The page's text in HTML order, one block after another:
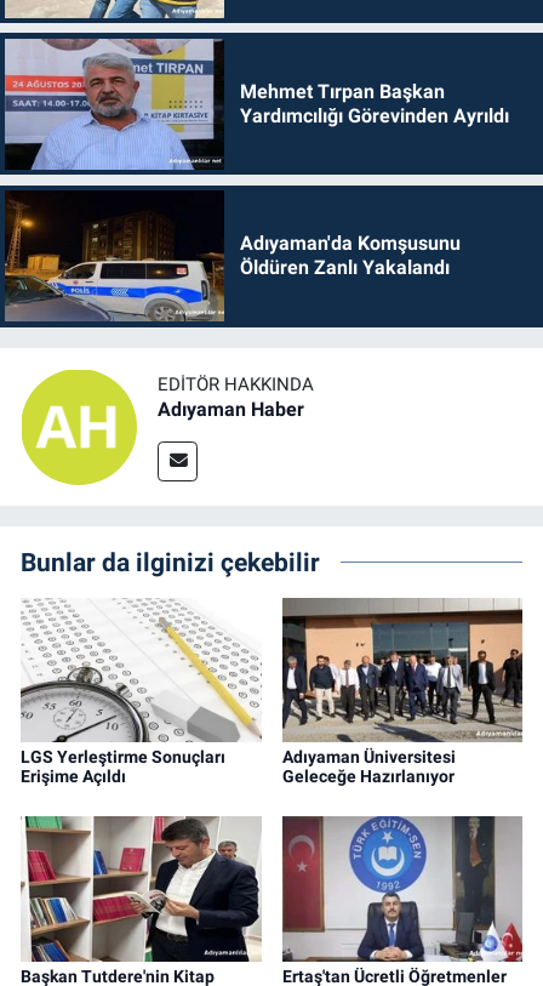
Mehmet Tırpan Başkan
Yardımcılığı Görevinden Ayrıldı
Adıyaman'da Komşusunu
Öldüren Zanlı Yakalandı
EDITÖR HAKKINDA
Adıyaman Haber
Bunlar da ilginizi çekebilir
LGS Yerleştirme Sonuçları
Erişime Açıldı
Adıyaman Üniversitesi
Geleceğe Hazırlanıyor
Başkan Tutdere'nin Kitap
Ertaş'tan Ücretli Öğretmenler